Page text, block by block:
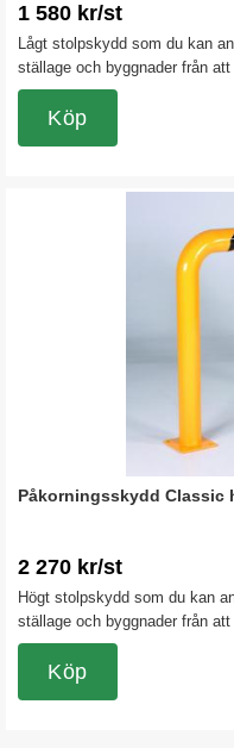
1 580 kr/st
Lågt stolpskydd som du kan
ställage och byggnader från
kan du också spärra av eller
Köp
Påkorningsskydd Classic
2 270 kr/st
Högt stolpskydd som du kan
ställage och byggnader från
kan du också spärra av eller
Köp